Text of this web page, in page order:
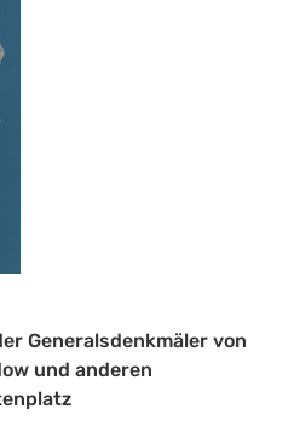
Generalsdenkmäler von
und anderen